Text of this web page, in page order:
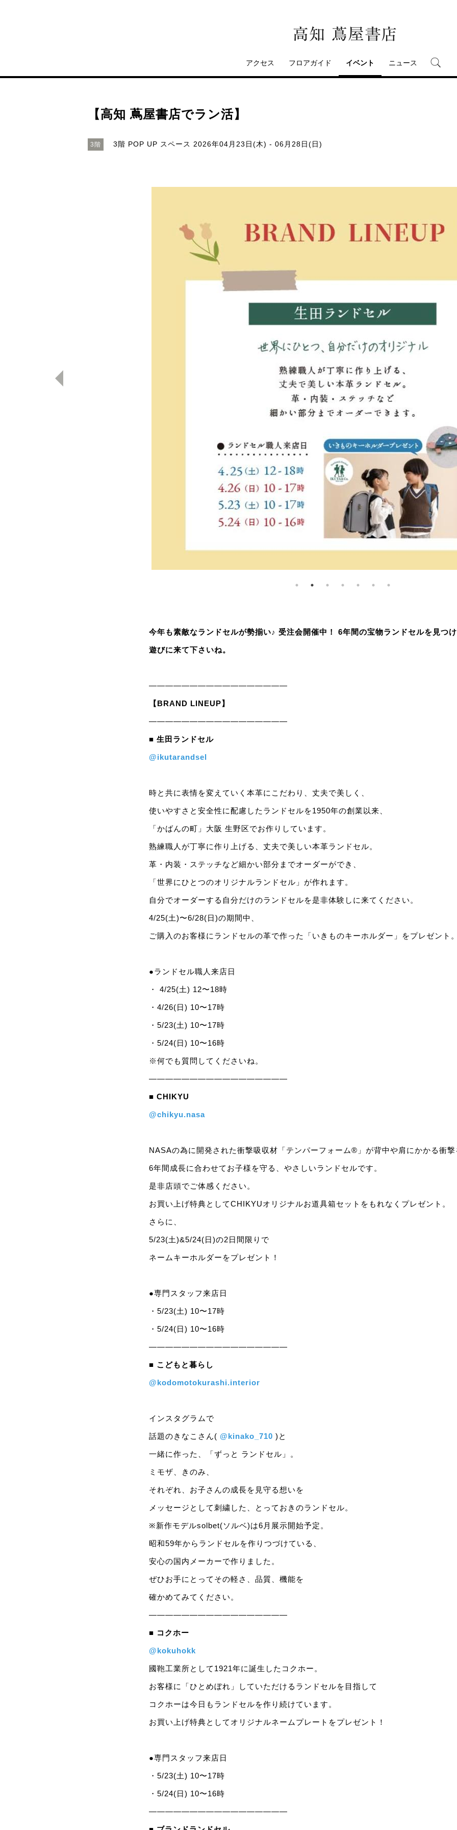
アクセス フロアガイド イベント ニュース
【高知 蔦屋書店でラン活】
3階 3階 POP UP スペース 2026年04月23日(木) - 06月28日(日)
今年も素敵なランドセルが勢揃い♪ 受注会開催中！ 6年間の宝物ランドセルを見つ
遊びに来て下さいね。
—————————————————
【BRAND LINEUP】
—————————————————
■ 生田ランドセル
@ikutarandsel
時と共に表情を変えていく本革にこだわり、丈夫で美しく、
使いやすさと安全性に配慮したランドセルを1950年の創業以来、
「かばんの町」大阪 生野区でお作りしています。
熟練職人が丁寧に作り上げる、丈夫で美しい本革ランドセル。
革・内装・ステッチなど細かい部分までオーダーができ、
「世界にひとつのオリジナルランドセル」が作れます。
自分でオーダーする自分だけのランドセルを是非体験しに来てください。
4/25(土)〜6/28(日)の期間中、
ご購入のお客様にランドセルの革で作った「いきものキーホルダー」をプレゼント
●ランドセル職人来店日
・ 4/25(土) 12〜18時
・4/26(日) 10〜17時
・5/23(土) 10〜17時
・5/24(日) 10〜16時
※何でも質問してくださいね。
—————————————————
■ CHIKYU
@chikyu.nasa
NASAの為に開発された衝撃吸収材「テンパーフォーム®」が背中や肩にかかる衝
6年間成長に合わせてお子様を守る、やさしいランドセルです。
是非店頭でご体感ください。
お買い上げ特典としてCHIKYUオリジナルお道具箱セットをもれなくプレゼント。
さらに、
5/23(土)&5/24(日)の2日間限りで
ネームキーホルダーをプレゼント！
●専門スタッフ来店日
・5/23(土) 10〜17時
・5/24(日) 10〜16時
—————————————————
■ こどもと暮らし
@kodomotokurashi.interior
インスタグラムで
話題のきなこさん( @kinako_710 )と
一緒に作った、「ずっと ランドセル」。
ミモザ、きのみ、
それぞれ、お子さんの成長を見守る想いを
メッセージとして刺繍した、とっておきのランドセル。
※新作モデルsolbet(ソルベ)は6月展示開始予定。
昭和59年からランドセルを作りつづけている、
安心の国内メーカーで作りました。
ぜひお手にとってその軽さ、品質、機能を
確かめてみてください。
—————————————————
■ コクホー
@kokuhokk
國鞄工業所として1921年に誕生したコクホー。
お客様に「ひとめぼれ」していただけるランドセルを目指して
コクホーは今日もランドセルを作り続けています。
お買い上げ特典としてオリジナルネームプレートをプレゼント！
●専門スタッフ来店日
・5/23(土) 10〜17時
・5/24(日) 10〜16時
—————————————————